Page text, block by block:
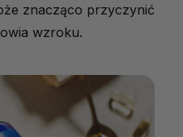
znacząco przyczynić
wzroku.